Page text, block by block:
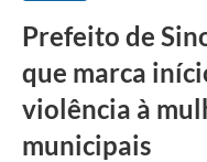
Prefeito de
que marca
violência à
municipais